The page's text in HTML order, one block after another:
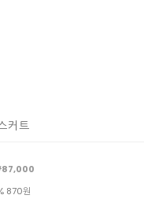
커트
87,000
870원